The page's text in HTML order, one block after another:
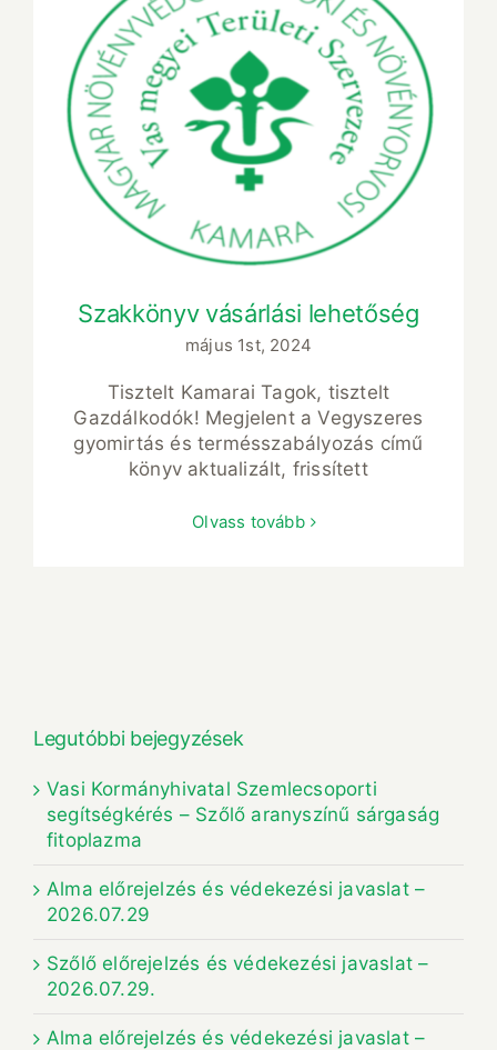
Szakkönyv vásárlási lehetőség
Szakkönyv vásárlási lehetőség
május 1st, 2024
Tisztelt Kamarai Tagok, tisztelt
Gazdálkodók! Megjelent a Vegyszeres
gyomirtás és termésszabályozás című
könyv aktualizált, frissített
Olvass tovább
Legutóbbi bejegyzések
Vasi Kormányhivatal Szemlecsoporti
segítségkérés – Szőlő aranyszínű sárgaság
fitoplazma
Alma előrejelzés és védekezési javaslat –
2026.07.29
Szőlő előrejelzés és védekezési javaslat –
2026.07.29.
Alma előrejelzés és védekezési javaslat –